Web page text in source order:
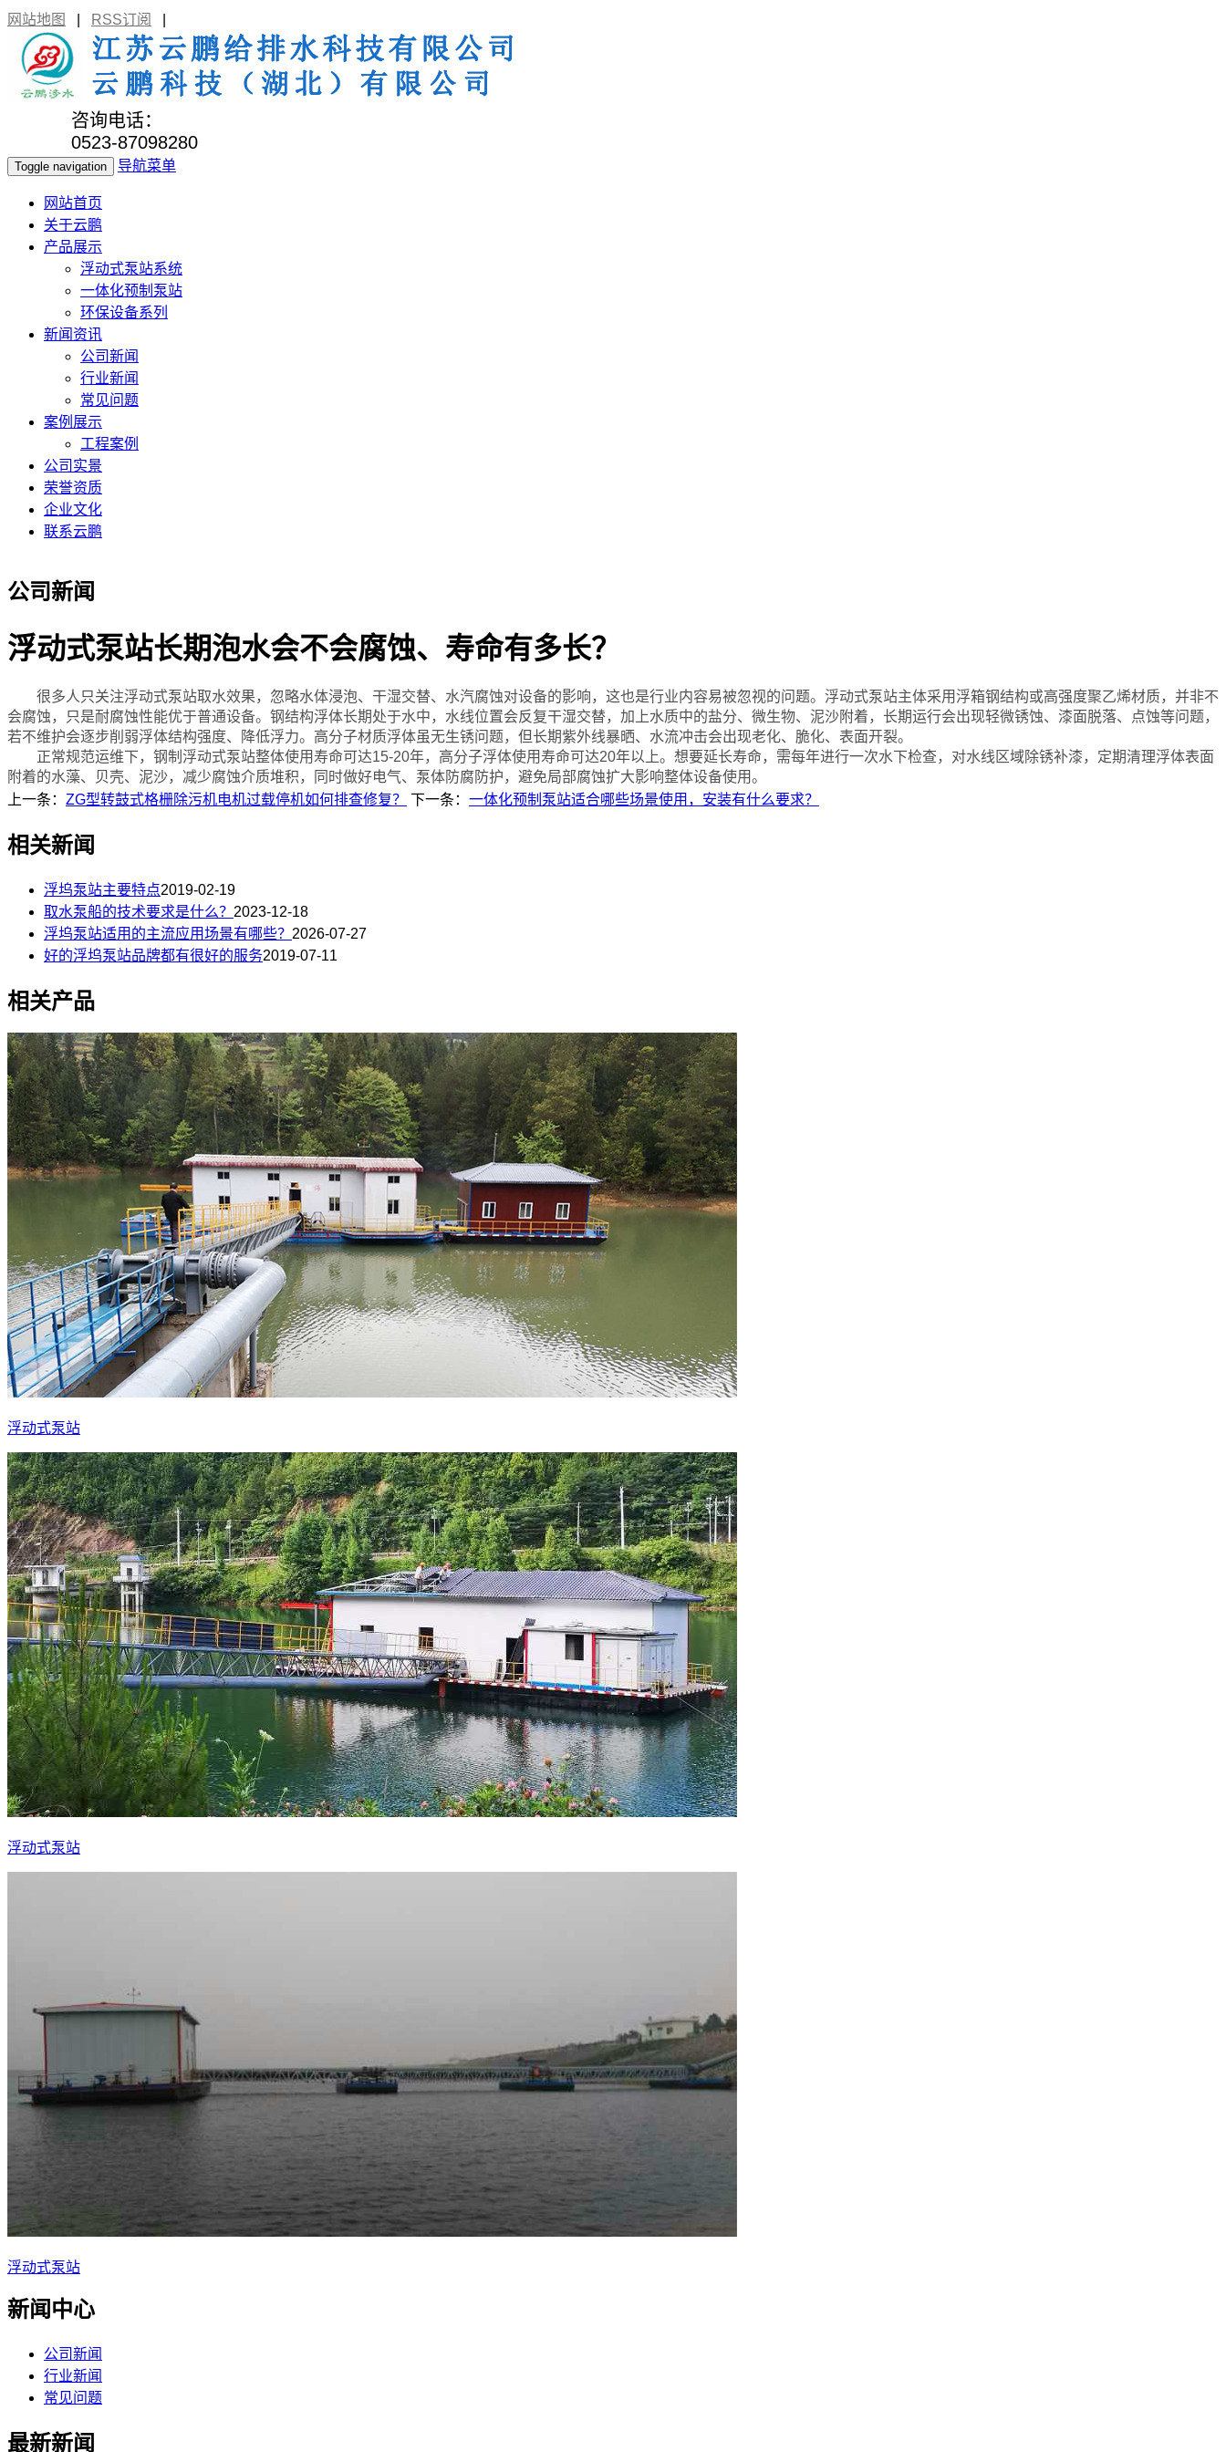
网站地图 RSS订阅
咨询电话：
0523-87098280
Toggle navigation 导航菜单
网站首页
关于云鹏
产品展示
浮动式泵站系统
一体化预制泵站
环保设备系列
新闻资讯
公司新闻
行业新闻
常见问题
案例展示
工程案例
公司实景
荣誉资质
企业文化
联系云鹏
公司新闻
浮动式泵站长期泡水会不会腐蚀、寿命有多长？
很多人只关注浮动式泵站取水效果，忽略水体浸泡、干湿交替、水汽腐蚀对设备的影响，这也是行业内容易被忽视的问题。浮动式泵站主体采用浮箱钢结构或高强度聚乙烯材质，并非不
会腐蚀，只是耐腐蚀性能优于普通设备。钢结构浮体长期处于水中，水线位置会反复干湿交替，加上水质中的盐分、微生物、泥沙附着，长期运行会出现轻微锈蚀、漆面脱落、点蚀等问题，
若不维护会逐步削弱浮体结构强度、降低浮力。高分子材质浮体虽无生锈问题，但长期紫外线暴晒、水流冲击会出现老化、脆化、表面开裂。
正常规范运维下，钢制浮动式泵站整体使用寿命可达15-20年，高分子浮体使用寿命可达20年以上。想要延长寿命，需每年进行一次水下检查，对水线区域除锈补漆，定期清理浮体表面
附着的水藻、贝壳、泥沙，减少腐蚀介质堆积，同时做好电气、泵体防腐防护，避免局部腐蚀扩大影响整体设备使用。
上一条： ZG型转鼓式格栅除污机电机过载停机如何排查修复？ 下一条： 一体化预制泵站适合哪些场景使用，安装有什么要求？
相关新闻
浮坞泵站主要特点2019-02-19
取水泵船的技术要求是什么？ 2023-12-18
浮坞泵站适用的主流应用场景有哪些？ 2026-07-27
好的浮坞泵站品牌都有很好的服务2019-07-11
相关产品
浮动式泵站
浮动式泵站
浮动式泵站
新闻中心
公司新闻
行业新闻
常见问题
最新新闻